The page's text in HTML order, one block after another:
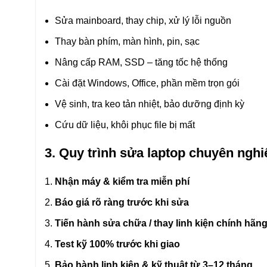
Sửa mainboard, thay chip, xử lý lỗi nguồn
Thay bàn phím, màn hình, pin, sạc
Nâng cấp RAM, SSD – tăng tốc hệ thống
Cài đặt Windows, Office, phần mềm trọn gói
Vệ sinh, tra keo tản nhiệt, bảo dưỡng định kỳ
Cứu dữ liệu, khôi phục file bị mất
3. Quy trình sửa laptop chuyên
Nhận máy & kiểm tra miễn phí
Báo giá rõ ràng trước khi sửa
Tiến hành sửa chữa / thay linh kiện chính hãng
Test kỹ 100% trước khi giao
Bảo hành linh kiện & kỹ thuật từ 3–12 tháng